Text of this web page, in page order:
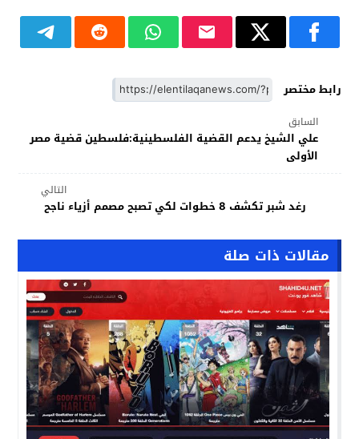
رابط مختصر
السابق
علي الشيخ يدعم القضية الفلسطينية:فلسطين قضية مصر
الأولى
التالي
رغد شبر تكشف 8 خطوات لكي تصبح مصمم أزياء ناجح
مقالات ذات صلة